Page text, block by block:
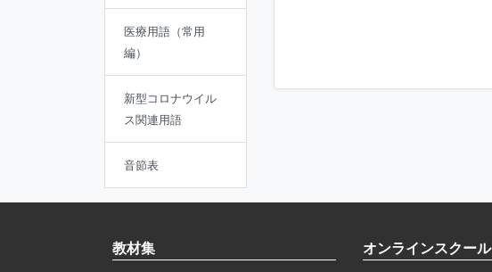
医療用語（常用
編）
新型コロナウイル
ス関連用語
音節表
教材集 オンラインスクール